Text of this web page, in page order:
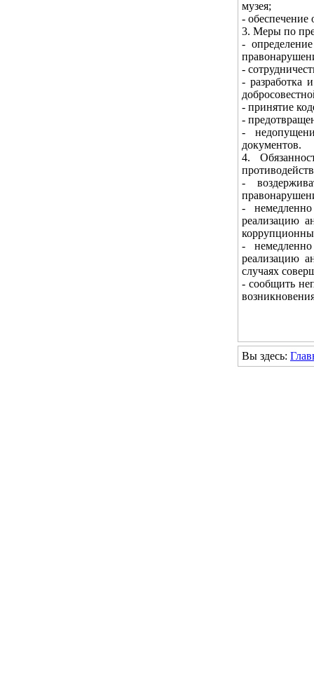
музея;
- обеспечение
3. Меры по
-
-
- разработка
- принятие
-
-
документов.
4.
-
- немедленно
реализацию
- немедленно
реализацию
случаях
- сообщить
Вы здесь: